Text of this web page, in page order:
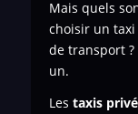
Mais quels
choisir un taxi
de transport ?
un.
Les taxis